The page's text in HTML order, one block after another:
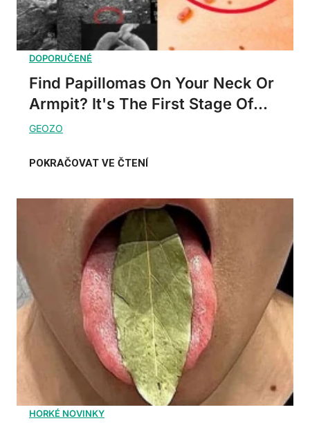
Find Papillomas On Your Neck Or
Armpit? It's The First Stage Of...